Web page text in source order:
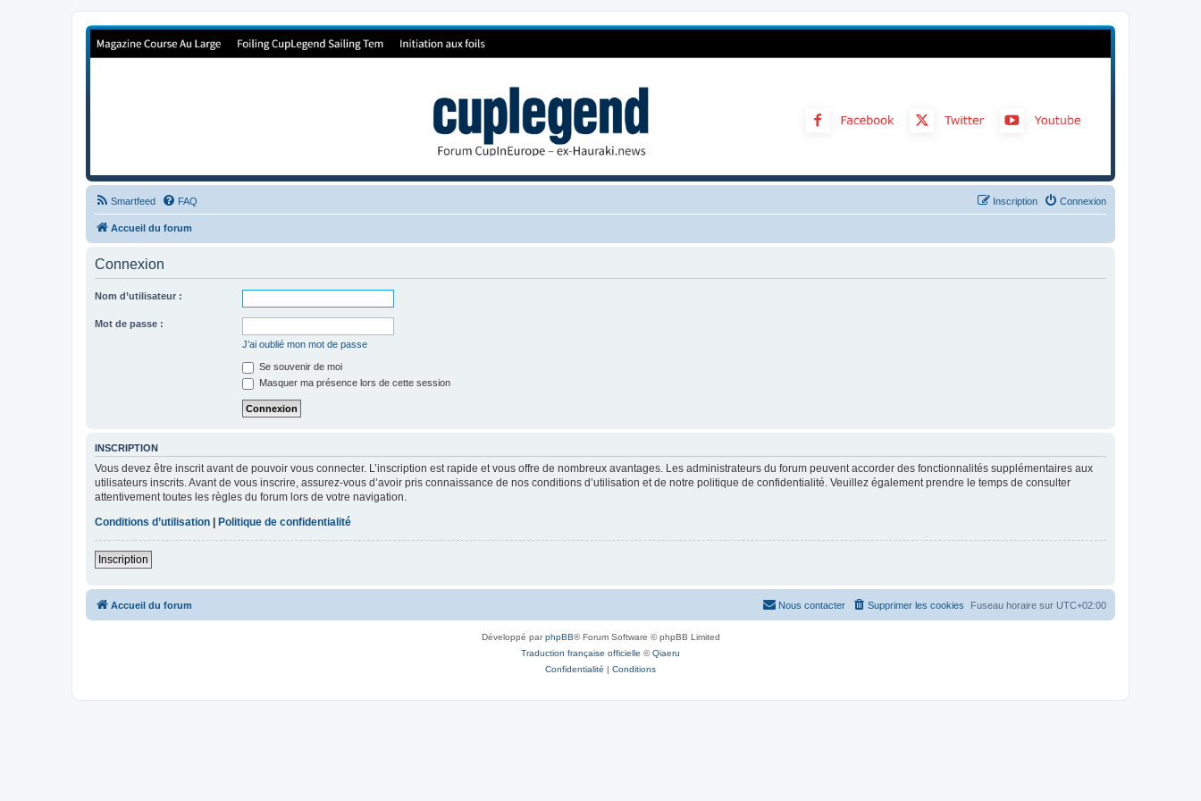
Forum de Cup In Europe
Smartfeed FAQ Connexion
Inscription
Accueil du forum
Connexion
Nom d’utilisateur :
Mot de passe :
J’ai oublié mon mot de passe
Se souvenir de moi
Masquer ma présence lors de cette session
INSCRIPTION
Vous devez être inscrit avant de pouvoir vous connecter. L’inscription est rapide et vous offre de nombreux avantages. Les administrateurs du forum peuvent accorder des fonctionnalités supplémentaires aux
utilisateurs inscrits. Avant de vous inscrire, assurez-vous d’avoir pris connaissance de nos conditions d’utilisation et de notre politique de confidentialité. Veuillez également prendre le temps de consulter
attentivement toutes les règles du forum lors de votre navigation.
Conditions d’utilisation
Politique de confidentialité
Inscription
Accueil du forum Fuseau horaire sur UTC+02:00
Supprimer les cookies
Nous contacter
Développé parphpBB® Forum Software © phpBB Limited
Traduction française officielle ©Qiaeru
Confidentialité | Conditions